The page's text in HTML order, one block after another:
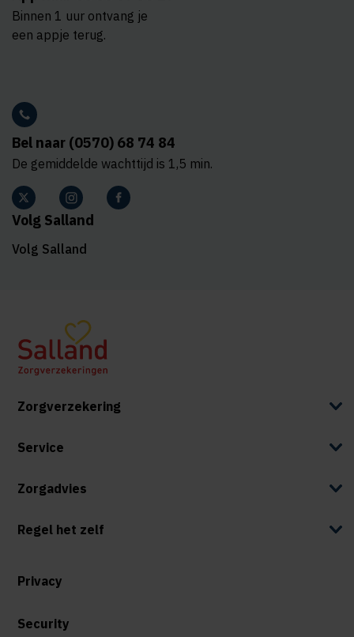
Binnen 1 uur ontvang je
een appje terug.
Bel naar (0570) 68 74 84
De gemiddelde wachttijd is 1,5 min.
Volg Salland
Volg Salland
Zorgverzekering
Service
Zorgadvies
Regel het zelf
Privacy
Security